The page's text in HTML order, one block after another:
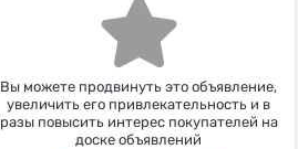
Вы можете продвинуть это объявление,
увеличить его привлекательность и в
разы повысить интерес покупателей на
доске объявлений